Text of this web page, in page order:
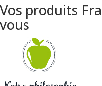
Vos produits
vous